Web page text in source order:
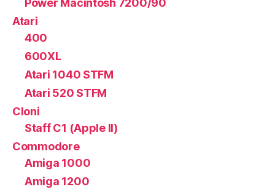
Power Macintosh 7200/90
Atari
400
600XL
Atari 1040 STFM
Atari 520 STFM
Cloni
Staff C1 (Apple II)
Commodore
Amiga 1000
Amiga 1200